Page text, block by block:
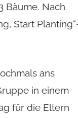
Bäume. Nach
Start
ans
in einem
für die Eltern